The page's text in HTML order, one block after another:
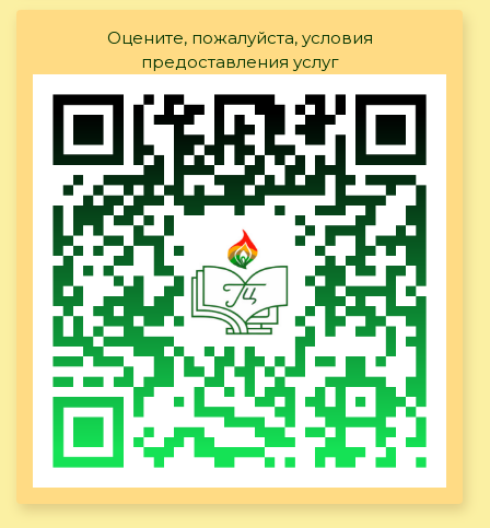
Оцените, пожалуйста, условия
предоставления услуг